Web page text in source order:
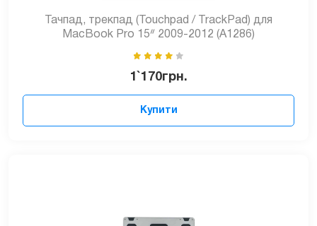
Тачпад, трекпад (Touchpad / TrackPad) для
MacBook Pro 15ᐥ 2009-2012 (A1286)
1`170грн.
Купити